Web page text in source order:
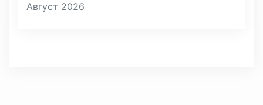
Август 2026